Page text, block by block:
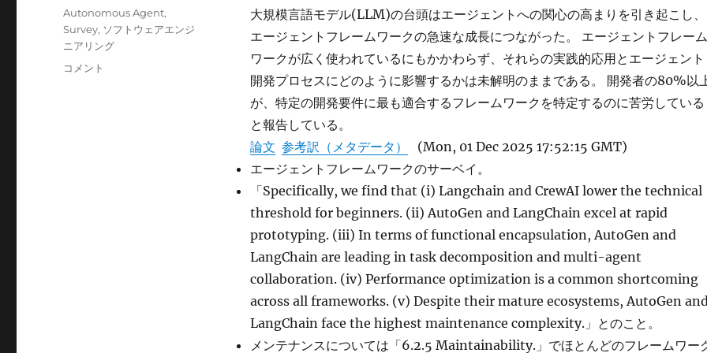
大規模言語モデル(LLM)の台頭はエージェントへの関心の高まりを引き起こし、
エージェントフレームワークの急速な成長につながった。 エージェントフレーム
ワークが広く使われているにもかかわらず、それらの実践的応用とエージェント
開発プロセスにどのように影響するかは未解明のままである。 開発者の80%以
が、特定の開発要件に最も適合するフレームワークを特定するのに苦労している
と報告している。
論文 参考訳（メタデータ）
(Mon, 01 Dec 2025 17:52:15 GMT)
エージェントフレームワークのサーベイ。
「Specifically, we find that (i) Langchain and CrewAI lower the technical
threshold for beginners. (ii) AutoGen and LangChain excel at rapid
prototyping. (iii) In terms of functional encapsulation, AutoGen and
LangChain are leading in task decomposition and multi-agent
collaboration. (iv) Performance optimization is a common shortcoming
across all frameworks. (v) Despite their mature ecosystems, AutoGen
LangChain face the highest maintenance complexity.」とのこと。
メンテナンスについては「6.2.5 Maintainability.」でほとんどのフレームワー
タ
グ
Autonomous Agent,
Survey, ソフトウェアエンジ
ニアリング
An
コメント